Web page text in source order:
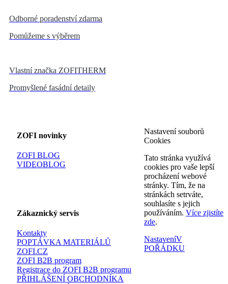
Odborné poradenství zdarma
Pomůžeme s výběrem
Vlastní značka ZOFITHERM
Promyšlené fasádní detaily
ZOFI novinky
ZOFI BLOG
VIDEOBLOG
Zákaznický servis
Kontakty
POPTÁVKA MATERIÁLŮ
ZOFI.CZ
ZOFI B2B program
Registrace do ZOFI B2B programu
PŘIHLÁŠENÍ OBCHODNÍKA
Nastavení souborů
Cookies
Tato stránka využívá
cookies pro vaše lepší
procházení webové
stránky. Tím, že na
stránkách setrváte,
souhlasíte s jejich
používáním. Více zjistíte
zde.
NastaveníV
POŘÁDKU